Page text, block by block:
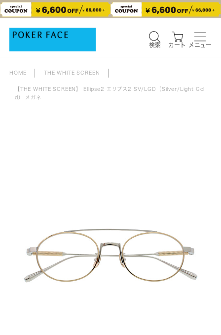
検索 カート メニュー
HOME THE WHITE SCREEN
【THE WHITE SCREEN】 Ellipse2 エリプス2 SV/LGD（Silver/Light Gol
d） メガネ